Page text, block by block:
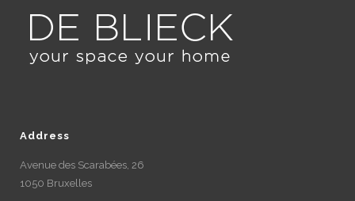
Address
Avenue des Scarabées, 26
1050 Bruxelles